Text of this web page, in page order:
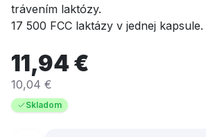
trávením laktózy.
17 500 FCC laktázy v jednej kapsule.
11,94 €
10,04 €
Skladom